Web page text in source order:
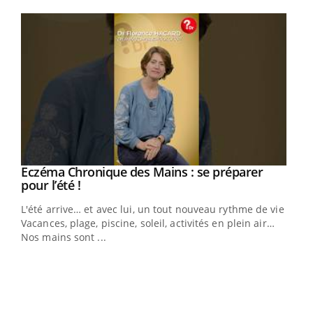
Youtube
Eczéma Chronique des Mains : se préparer
pour l’été !Youtube
L'été arrive… et avec lui, un tout nouveau rythme de vie !
Vacances, plage, piscine, soleil, activités en plein air…
Nos mains sont ...
Youtube
Diabète & Ramadan 2026Youtube
Le Ramadan approche, et, pour de nombreuses
personnes atteintes de diabète, c'est une période de
questions, de défis, mais ...